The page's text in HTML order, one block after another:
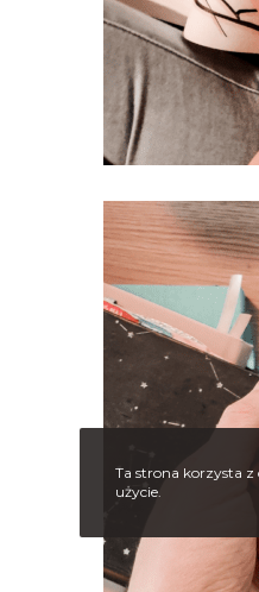
Ta strona korzysta z
użycie.